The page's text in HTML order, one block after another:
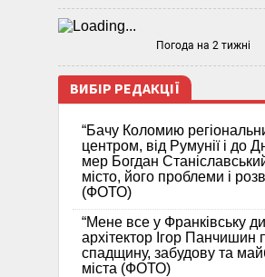
Погода на 2 тижні
ВИБІР РЕДАКЦІЇ
“Бачу Коломию
центром, від Румунії і до
мер Богдан
місто, його проблеми і
(ФОТО)
“Мене все у Франківську
архітектор Ігор Панчишин
спадщину, забудову та
міста (ФОТО)